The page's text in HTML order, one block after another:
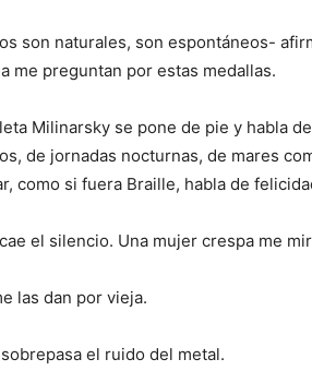
son naturales, son espontáneos-
me preguntan por estas medallas.
Milinarsky se pone de pie y habla
de jornadas nocturnas, de mares
como si fuera Braille, habla de
el silencio. Una mujer crespa me
las dan por vieja.
el ruido del metal.